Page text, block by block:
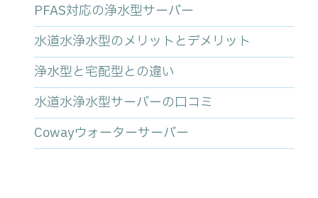
PFAS対応の浄水型サーバー
水道水浄水型のメリットとデメリット
浄水型と宅配型との違い
水道水浄水型サーバーの口コミ
Cowayウォーターサーバー